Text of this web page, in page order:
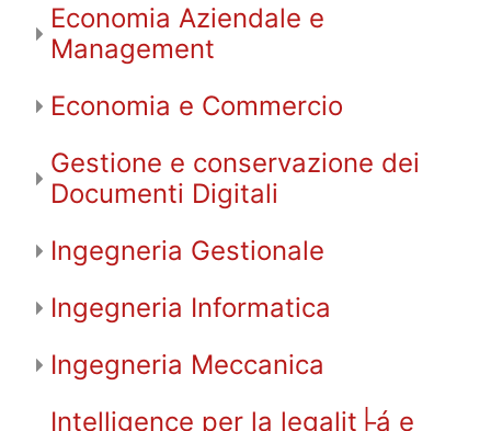
Economia Aziendale e
Management
Economia e Commercio
Gestione e conservazione dei
Documenti Digitali
Ingegneria Gestionale
Ingegneria Informatica
Ingegneria Meccanica
Intelligence per la legalit├á e